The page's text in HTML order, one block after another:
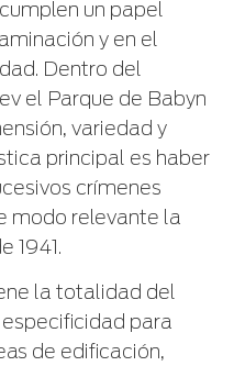
un papel
y en el
Dentro del
el Parque de Babyn
variedad y
principal es haber
crímenes
modo relevante la
1941.
la totalidad del
para
de edificación,